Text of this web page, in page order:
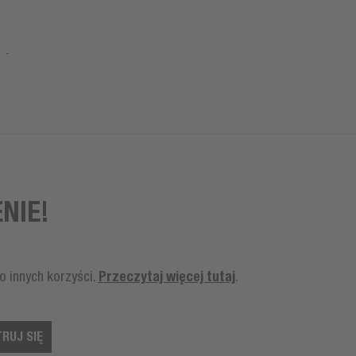
innych korzyści. Przeczytaj więcej tutaj.
SIĘ